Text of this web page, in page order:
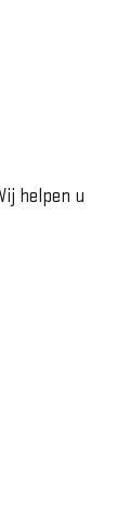
helpen u